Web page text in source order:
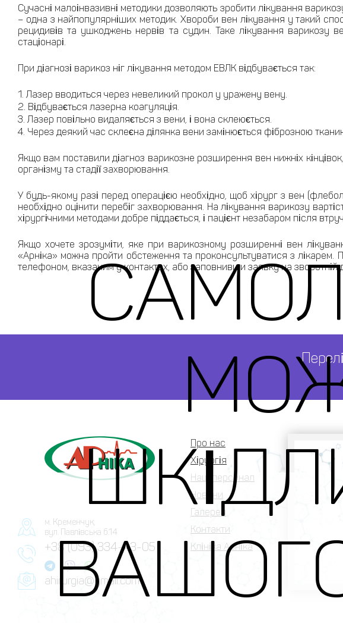
Сучасні малоінвазивні методики дозволяють зробити лікування
– одна з найпопулярніших методик. Хвороби вен лікування у такий
рецидивів та ушкоджень нервів та судин. Таке лікування варикозу
стаціонарі.
При діагнозі варикоз ніг лікування методом ЕВЛК відбувається так:
Лазер вводиться через невеликий прокол у уражену вену.
Відбувається лазерна коагуляція.
Лазер повільно видаляється з вени, і вона склеюється.
Через деякий час склеєна ділянка вени замінюється фіброзною
Якщо вам поставили діагноз варикозне розширення вен нижніх
організму та стадії захворювання.
У будь-якому разі перед операцією необхідно, щоб хірург з вен
необхідно оцінити перебіг захворювання. На лікування варикозу
хірургічними методами добре піддається, і пацієнт незабаром після
Якщо хочете зрозуміти, яке при варикозному розширенні вен
«Арніка» можна пройти обстеження та проконсультуватися з
телефоном, вказаним у контактах, або заповнивши заявку на зворотній
м. Кременчук,
вул. Павлівська б.14
+38 (093) 334-43-05
ahirurgia@gmail.com
Про нас
Хірургія
Наш персонал
Новини
Галерея
Контакти
Клініка Арніка